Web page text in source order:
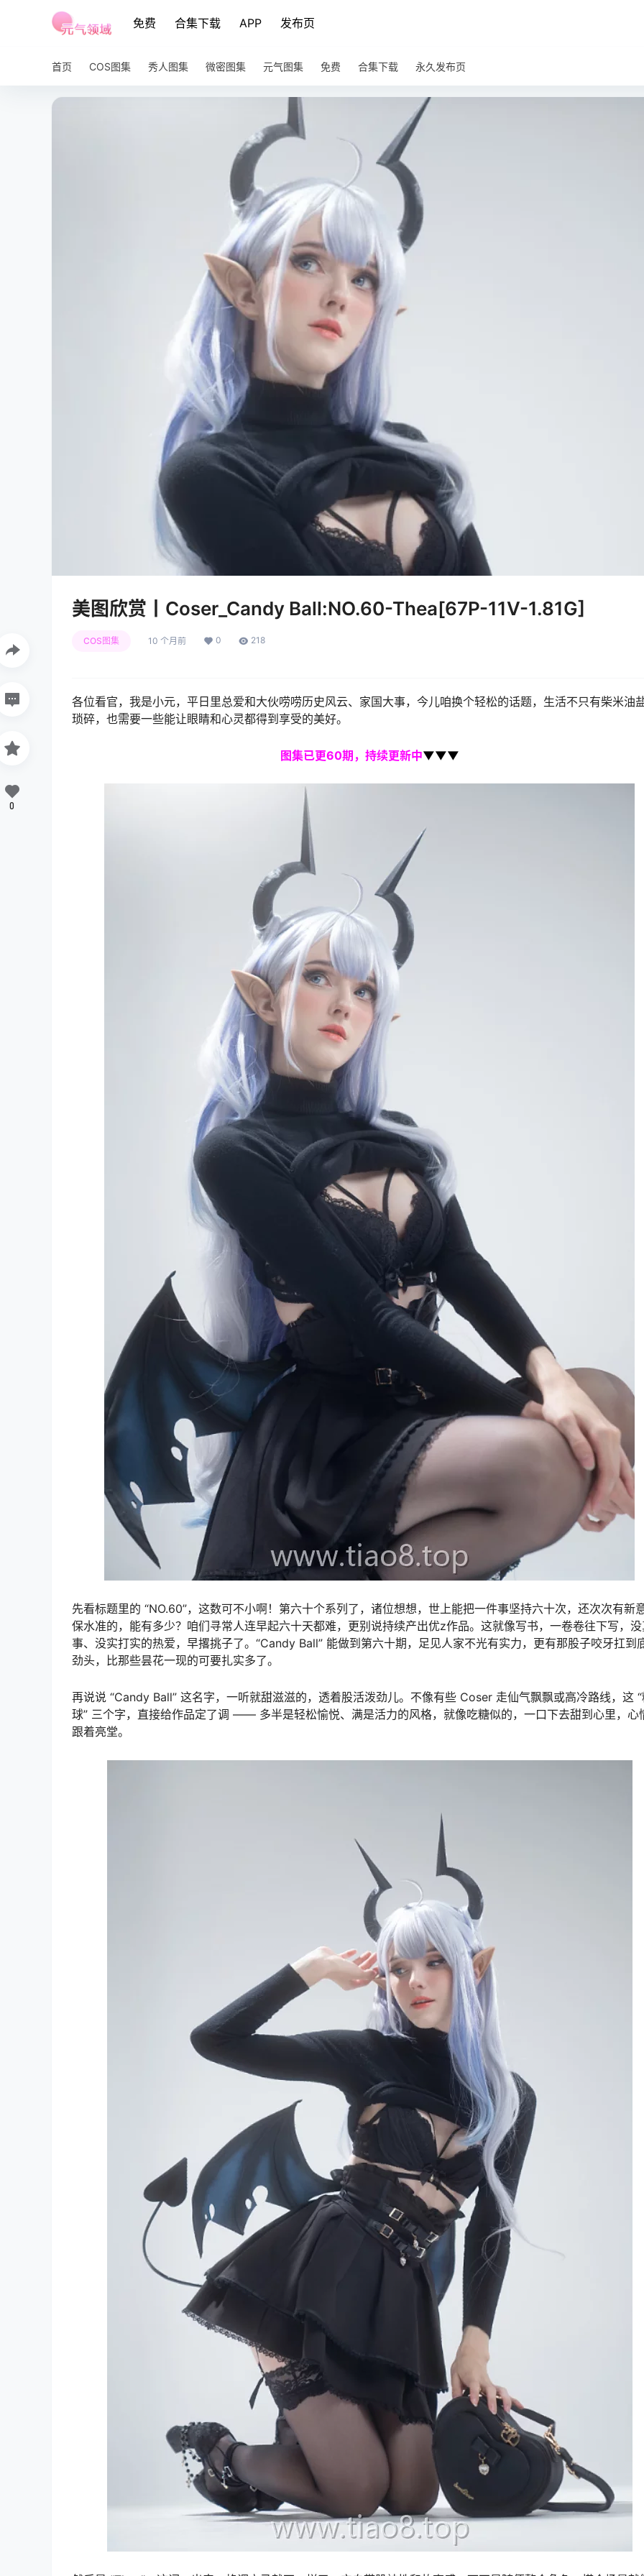
免费 合集下载 APP 发布页
首页 COS图集 秀人图集 微密图集 元气图集 免费 合集下载 永久发布页
美图欣赏丨Coser_Candy Ball:NO.60-Thea[67P-11V-1.81G]
COS图集 10 个月前 0 218
各位看官，我是小元，平日里总爱和大伙唠唠历史风云、家国大事，今儿咱换个轻松的话题，生活不只有柴米油
琐碎，也需要一些能让眼睛和心灵都得到享受的美好。
图集已更60期，持续更新中▼▼▼
先看标题里的 “NO.60”，这数可不小啊！第六十个系列了，诸位想想，世上能把一件事坚持六十次，还次次有新
保水准的，能有多少？咱们寻常人连早起六十天都难，更别说持续产出优z作品。这就像写书，一卷卷往下写，
事、没实打实的热爱，早撂挑子了。“Candy Ball” 能做到第六十期，足见人家不光有实力，更有那股子咬牙扛到
劲头，比那些昙花一现的可要扎实多了。​
再说说 “Candy Ball” 这名字，一听就甜滋滋的，透着股活泼劲儿。不像有些 Coser 走仙气飘飘或高冷路线，这
球” 三个字，直接给作品定了调 —— 多半是轻松愉悦、满是活力的风格，就像吃糖似的，一口下去甜到心里，心
跟着亮堂。​
0